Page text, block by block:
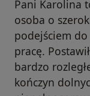
Pani Karolina
osoba o
podejściem
pracę.
bardzo
kończyn